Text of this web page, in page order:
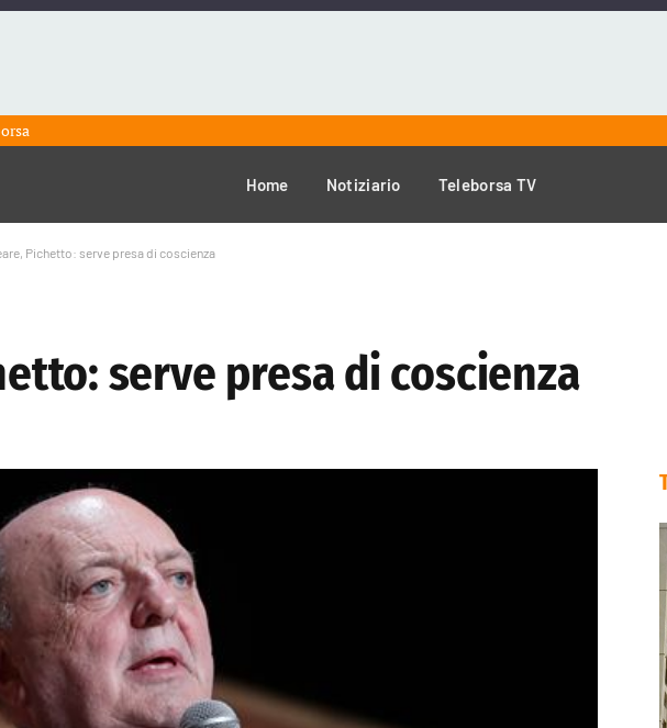
Home Notiziario Teleborsa TV
Pichetto: serve presa di coscienza
serve presa di coscienza